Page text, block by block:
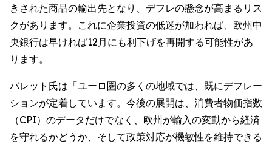
きされた商品の輸出先となり、デフレの懸念が高まるリス
クがあります。これに企業投資の低迷が加われば、欧州中
央銀行は早ければ12月にも利下げを再開する可能性があ
ります。
バレット氏は「ユーロ圏の多くの地域では、既にデフレー
ションが定着しています。今後の展開は、消費者物価指数
（CPI）のデータだけでなく、欧州が輸入の変動から経済
を守れるかどうか、そして政策対応が機敏性を維持できる